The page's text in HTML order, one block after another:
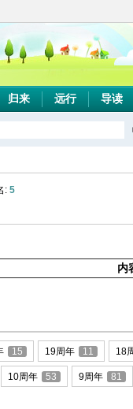
归来 远行 导读
: 5
内
15 19周年 11 18
10周年 53 9周年 81